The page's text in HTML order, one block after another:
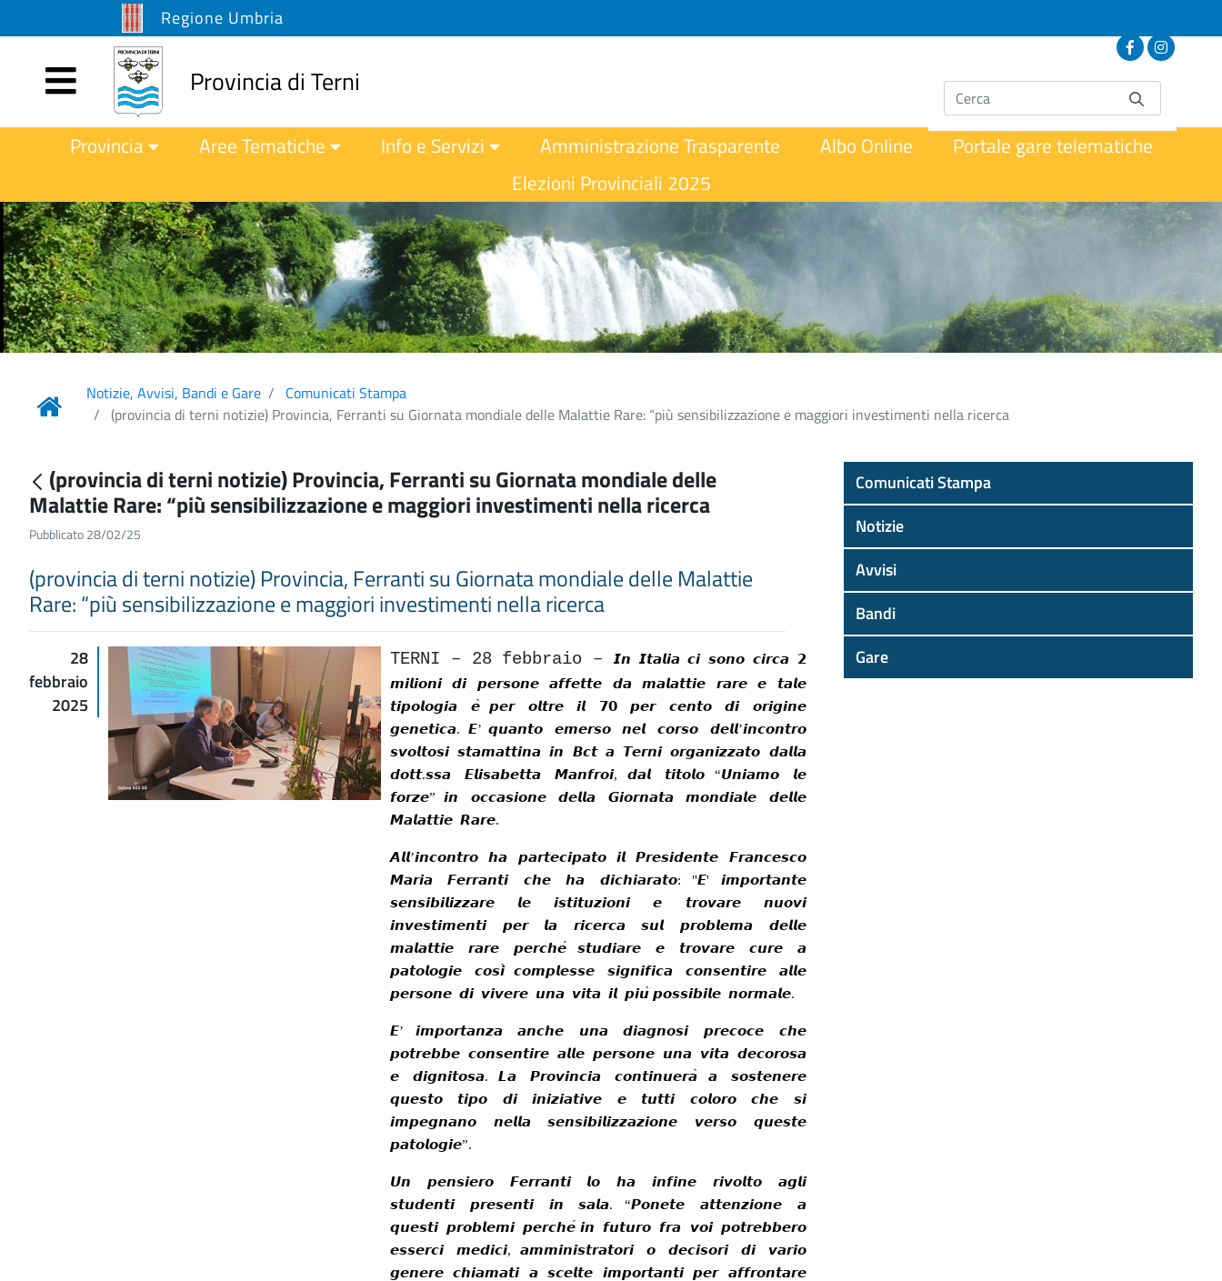
Regione Umbria
Provincia di Terni
Provincia Aree Tematiche Info e Servizi Amministrazione Trasparente Albo Online
Portale gare telematiche
Elezioni Provinciali 2025
Notizie, Avvisi, Bandi e Gare
Comunicati Stampa
(provincia di terni notizie) Provincia, Ferranti su Giornata mondiale delle Malattie Rare: “più sensibilizzazione e maggiori investimenti nella ricerca
(provincia di terni notizie) Provincia, Ferranti su Giornata mondiale delle
Malattie Rare: “più sensibilizzazione e maggiori investimenti nella ricerca
Pubblicato 28/02/25
(provincia di terni notizie) Provincia, Ferranti su Giornata mondiale delle Malattie
Rare: “più sensibilizzazione e maggiori investimenti nella ricerca
28
febbraio
2025
TERNI – 28 febbraio – 𝙄𝙣 𝙄𝙩𝙖𝙡𝙞𝙖 𝙘𝙞 𝙨𝙤𝙣𝙤 𝙘𝙞𝙧𝙘𝙖 𝟮
𝙢𝙞𝙡𝙞𝙤𝙣𝙞
𝙙𝙞 𝙥𝙚𝙧𝙨𝙤𝙣𝙚 𝙖𝙛𝙛𝙚𝙩𝙩𝙚 𝙙𝙖 𝙢𝙖𝙡𝙖𝙩𝙩𝙞𝙚 𝙧𝙖𝙧𝙚 𝙚
𝙩𝙖𝙡𝙚
𝙩𝙞𝙥𝙤𝙡𝙤𝙜𝙞𝙖
𝙚̀𝙥𝙚𝙧 𝙤𝙡𝙩𝙧𝙚 𝙞𝙡 𝟳𝟬 𝙥𝙚𝙧 𝙘𝙚𝙣𝙩𝙤 𝙙𝙞
𝙤𝙧𝙞𝙜𝙞𝙣𝙚
𝙜𝙚𝙣𝙚𝙩𝙞𝙘𝙖. 𝙀’𝙦𝙪𝙖𝙣𝙩𝙤 𝙚𝙢𝙚𝙧𝙨𝙤 𝙣𝙚𝙡 𝙘𝙤𝙧𝙨𝙤 𝙙𝙚𝙡𝙡’𝙞𝙣𝙘𝙤𝙣𝙩𝙧𝙤
𝙨𝙫𝙤𝙡𝙩𝙤𝙨𝙞 𝙨𝙩𝙖𝙢𝙖𝙩𝙩𝙞𝙣𝙖 𝙞𝙣 𝘽𝙘𝙩 𝙖 𝙏𝙚𝙧𝙣𝙞 𝙤𝙧𝙜𝙖𝙣𝙞𝙯𝙯𝙖𝙩𝙤 𝙙𝙖𝙡𝙡𝙖
𝙙𝙤𝙩𝙩.𝙨𝙨𝙖 𝙀𝙡𝙞𝙨𝙖𝙗𝙚𝙩𝙩𝙖 𝙈𝙖𝙣𝙛𝙧𝙤𝙞, 𝙙𝙖𝙡 𝙩𝙞𝙩𝙤𝙡𝙤“𝙐𝙣𝙞𝙖𝙢𝙤
𝙡𝙚
𝙛𝙤𝙧𝙯𝙚”𝙞𝙣 𝙤𝙘𝙘𝙖𝙨𝙞𝙤𝙣𝙚 𝙙𝙚𝙡𝙡𝙖 𝙂𝙞𝙤𝙧𝙣𝙖𝙩𝙖 𝙢𝙤𝙣𝙙𝙞𝙖𝙡𝙚
𝙙𝙚𝙡𝙡𝙚
𝙈𝙖𝙡𝙖𝙩𝙩𝙞𝙚 𝙍𝙖𝙧𝙚.
𝘼𝙡𝙡’𝙞𝙣𝙘𝙤𝙣𝙩𝙧𝙤 𝙝𝙖 𝙥𝙖𝙧𝙩𝙚𝙘𝙞𝙥𝙖𝙩𝙤 𝙞𝙡 𝙋𝙧𝙚𝙨𝙞𝙙𝙚𝙣𝙩𝙚
𝙁𝙧𝙖𝙣𝙘𝙚𝙨𝙘𝙤
𝙈𝙖𝙧𝙞𝙖
𝙁𝙚𝙧𝙧𝙖𝙣𝙩𝙞 𝙘𝙝𝙚 𝙝𝙖 𝙙𝙞𝙘𝙝𝙞𝙖𝙧𝙖𝙩𝙤: "𝙀' 𝙞𝙢𝙥𝙤𝙧𝙩𝙖𝙣𝙩𝙚
𝙨𝙚𝙣𝙨𝙞𝙗𝙞𝙡𝙞𝙯𝙯𝙖𝙧𝙚
𝙡𝙚 𝙞𝙨𝙩𝙞𝙩𝙪𝙯𝙞𝙤𝙣𝙞 𝙚 𝙩𝙧𝙤𝙫𝙖𝙧𝙚
𝙣𝙪𝙤𝙫𝙞
𝙞𝙣𝙫𝙚𝙨𝙩𝙞𝙢𝙚𝙣𝙩𝙞
𝙥𝙚𝙧 𝙡𝙖 𝙧𝙞𝙘𝙚𝙧𝙘𝙖 𝙨𝙪𝙡 𝙥𝙧𝙤𝙗𝙡𝙚𝙢𝙖
𝙙𝙚𝙡𝙡𝙚
𝙢𝙖𝙡𝙖𝙩𝙩𝙞𝙚
𝙧𝙖𝙧𝙚 𝙥𝙚𝙧𝙘𝙝𝙚́ 𝙨𝙩𝙪𝙙𝙞𝙖𝙧𝙚 𝙚 𝙩𝙧𝙤𝙫𝙖𝙧𝙚 𝙘𝙪𝙧𝙚
𝙖
𝙥𝙖𝙩𝙤𝙡𝙤𝙜𝙞𝙚
𝙘𝙤𝙨𝙞̀ 𝙘𝙤𝙢𝙥𝙡𝙚𝙨𝙨𝙚 𝙨𝙞𝙜𝙣𝙞𝙛𝙞𝙘𝙖 𝙘𝙤𝙣𝙨𝙚𝙣𝙩𝙞𝙧𝙚
𝙖𝙡𝙡𝙚
𝙥𝙚𝙧𝙨𝙤𝙣𝙚 𝙙𝙞 𝙫𝙞𝙫𝙚𝙧𝙚 𝙪𝙣𝙖 𝙫𝙞𝙩𝙖 𝙞𝙡 𝙥𝙞𝙪 𝙥𝙤𝙨𝙨𝙞𝙗𝙞𝙡𝙚 𝙣𝙤𝙧𝙢𝙖𝙡𝙚.
𝙀’ 𝙞𝙢𝙥𝙤𝙧𝙩𝙖𝙣𝙯𝙖 𝙖𝙣𝙘𝙝𝙚 𝙪𝙣𝙖 𝙙𝙞𝙖𝙜𝙣𝙤𝙨𝙞 𝙥𝙧𝙚𝙘𝙤𝙘𝙚
𝙘𝙝𝙚
𝙥𝙤𝙩𝙧𝙚𝙗𝙗𝙚 𝙘𝙤𝙣𝙨𝙚𝙣𝙩𝙞𝙧𝙚 𝙖𝙡𝙡𝙚 𝙥𝙚𝙧𝙨𝙤𝙣𝙚 𝙪𝙣𝙖 𝙫𝙞𝙩𝙖 𝙙𝙚𝙘𝙤𝙧𝙤𝙨𝙖
𝙚
𝙙𝙞𝙜𝙣𝙞𝙩𝙤𝙨𝙖.𝙇𝙖 𝙋𝙧𝙤𝙫𝙞𝙣𝙘𝙞𝙖 𝙘𝙤𝙣𝙩𝙞𝙣𝙪𝙚𝙧𝙖 𝙖
𝙨𝙤𝙨𝙩𝙚𝙣𝙚𝙧𝙚
𝙦𝙪𝙚𝙨𝙩𝙤
𝙩𝙞𝙥𝙤 𝙙𝙞 𝙞𝙣𝙞𝙯𝙞𝙖𝙩𝙞𝙫𝙚 𝙚 𝙩𝙪𝙩𝙩𝙞 𝙘𝙤𝙡𝙤𝙧𝙤 𝙘𝙝𝙚
𝙨𝙞
𝙞𝙢𝙥𝙚𝙜𝙣𝙖𝙣𝙤
𝙣𝙚𝙡𝙡𝙖 𝙨𝙚𝙣𝙨𝙞𝙗𝙞𝙡𝙞𝙯𝙯𝙖𝙯𝙞𝙤𝙣𝙚 𝙫𝙚𝙧𝙨𝙤
𝙦𝙪𝙚𝙨𝙩𝙚
𝙥𝙖𝙩𝙤𝙡𝙤𝙜𝙞𝙚”.
𝙐𝙣 𝙥𝙚𝙣𝙨𝙞𝙚𝙧𝙤 𝙁𝙚𝙧𝙧𝙖𝙣𝙩𝙞 𝙡𝙤 𝙝𝙖 𝙞𝙣𝙛𝙞𝙣𝙚 𝙧𝙞𝙫𝙤𝙡𝙩𝙤
𝙖𝙜𝙡𝙞
𝙨𝙩𝙪𝙙𝙚𝙣𝙩𝙞
𝙥𝙧𝙚𝙨𝙚𝙣𝙩𝙞 𝙞𝙣 𝙨𝙖𝙡𝙖. “𝙋𝙤𝙣𝙚𝙩𝙚 𝙖𝙩𝙩𝙚𝙣𝙯𝙞𝙤𝙣𝙚
𝙖
𝙦𝙪𝙚𝙨𝙩𝙞 𝙥𝙧𝙤𝙗𝙡𝙚𝙢𝙞 𝙥𝙚𝙧𝙘𝙝𝙚 ́𝙞𝙣 𝙛𝙪𝙩𝙪𝙧𝙤 𝙛𝙧𝙖 𝙫𝙤𝙞 𝙥𝙤𝙩𝙧𝙚𝙗𝙗𝙚𝙧𝙤
𝙚𝙨𝙨𝙚𝙧𝙘𝙞
𝙢𝙚𝙙𝙞𝙘𝙞, 𝙖𝙢𝙢𝙞𝙣𝙞𝙨𝙩𝙧𝙖𝙩𝙤𝙧𝙞 𝙤 𝙙𝙚𝙘𝙞𝙨𝙤𝙧𝙞 𝙙𝙞
𝙫𝙖𝙧𝙞𝙤
𝙜𝙚𝙣𝙚𝙧𝙚
𝙘𝙝𝙞𝙖𝙢𝙖𝙩𝙞 𝙖 𝙨𝙘𝙚𝙡𝙩𝙚 𝙞𝙢𝙥𝙤𝙧𝙩𝙖𝙣𝙩𝙞 𝙥𝙚𝙧
𝙖𝙛𝙛𝙧𝙤𝙣𝙩𝙖𝙧𝙚
Comunicati Stampa
Notizie
Avvisi
Bandi
Gare